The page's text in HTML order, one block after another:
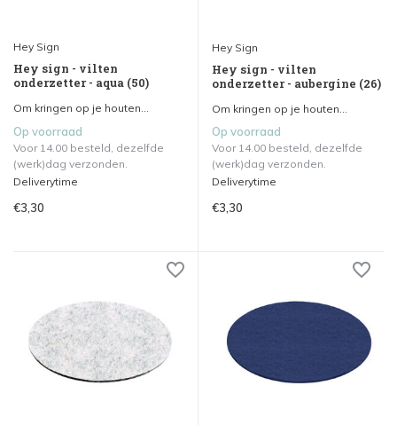
Hey Sign
Hey sign - vilten
onderzetter - aqua (50)
Om kringen op je houten...
Op voorraad
Voor 14.00 besteld, dezelfde
(werk)dag verzonden.
Deliverytime
€3,30
Hey Sign
Hey sign - vilten
onderzetter - aubergine (26)
Om kringen op je houten...
Op voorraad
Voor 14.00 besteld, dezelfde
(werk)dag verzonden.
Deliverytime
€3,30